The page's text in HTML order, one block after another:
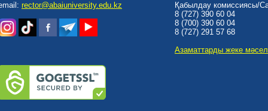
rector@abaiuniversity.edu.kz
Қабылдау комиссиясы/
8 (727) 390 60 04
8 (700) 390 60 04
8 (727) 291 57 68
Азаматтарды жеке